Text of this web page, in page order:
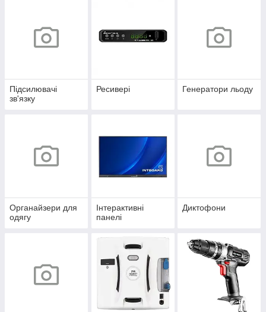
Підсилювачі
зв'язку
Ресивері Генератори льоду
Органайзери для
одягу
Інтерактивні
панелі
Диктофони